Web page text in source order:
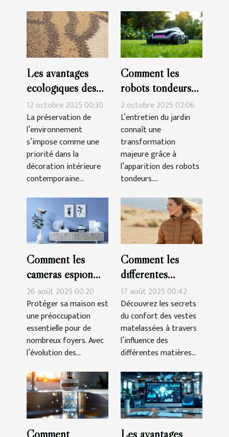
Les avantages
écologiques des
tapis en matériaux
naturels
12 octobre 2025 00:30
La préservation de
l’environnement
s’impose comme une
priorité dans la
décoration intérieure
contemporaine...
Comment les
robots tondeurs
révolutionnent-ils
l'entretien des
jardins ?
2 octobre 2025 02:06
L’entretien du jardin
connaît une
transformation
majeure grâce à
l’apparition des robots
tondeurs....
Comment les
caméras espion
peuvent renforcer
la sécurité de
votre domicile ?
26 août 2025 00:20
Protéger sa maison est
une préoccupation
essentielle pour de
nombreux foyers. Avec
l’évolution des...
Comment les
différentes
matières
influencent-elles
le confort des
vestes matelassées
?
17 août 2025 00:42
Découvrez les secrets
du confort des vestes
matelassées à travers
l’influence des
différentes matières...
Comment Les avantages